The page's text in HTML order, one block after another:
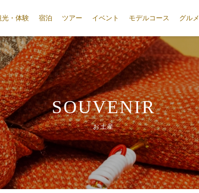
光・体験 宿泊 ツアー イベント モデルコース グルメ
SOUVENIR
お土産